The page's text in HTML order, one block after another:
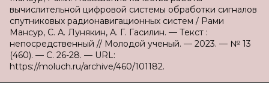
вычислительной цифровой системы обработки сигналов
спутниковых радионавигационных систем / Рами
Мансур, С. А. Лунякин, А. Г. Гасилин. — Текст :
непосредственный // Молодой ученый. — 2023. — № 13
(460). — С. 26-28. — URL:
https://moluch.ru/archive/460/101182.